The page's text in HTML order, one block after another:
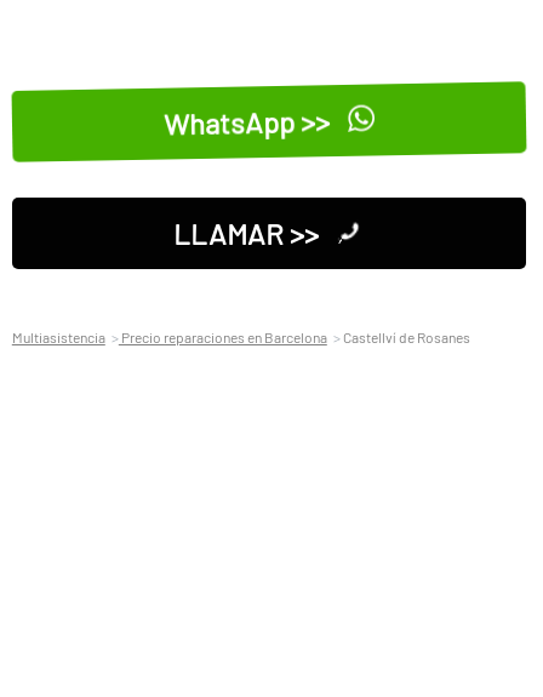
WhatsApp >>
LLAMAR >>
Multiasistencia Precio reparaciones en Barcelona Castellví de Rosanes